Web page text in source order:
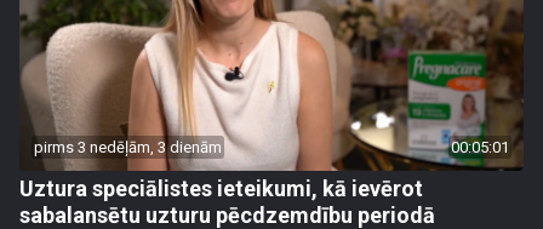
pirms 3 nedēļām, 3 dienām 00:05:01
Uztura speciālistes ieteikumi, kā ievērot
sabalansētu uzturu pēcdzemdību periodā